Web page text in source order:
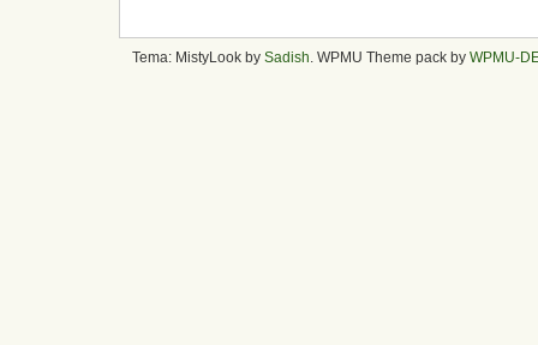
Tema: MistyLook by Sadish . WPMU Theme pack by WPMU-